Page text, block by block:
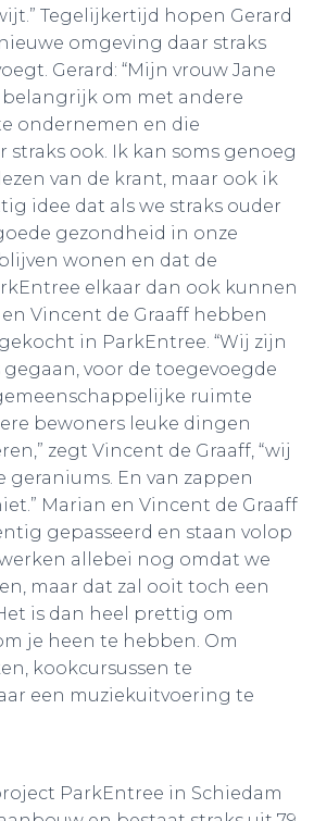
Tegelijkertijd hopen Gerard
omgeving daar straks
Gerard: “Mijn vrouw Jane
om met andere
ondernemen en die
straks ook. Ik kan soms genoeg
van de krant, maar ook ik
idee dat als we straks ouder
gezondheid in onze
wonen en dat de
elkaar dan ook kunnen
Vincent de Graaff hebben
in ParkEntree. “Wij zijn
voor de toegevoegde
ruimte
bewoners leuke dingen
zegt Vincent de Graaff, “wij
geraniums. En van zappen
Marian en Vincent de Graaff
gepasseerd en staan volop
allebei nog omdat we
maar dat zal ooit toch een
is dan heel prettig om
je heen te hebben. Om
kookcursussen te
een muziekuitvoering te
ParkEntree in Schiedam